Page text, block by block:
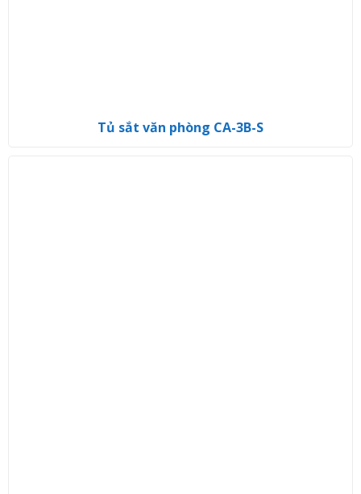
Tủ sắt văn phòng CA-3B-S